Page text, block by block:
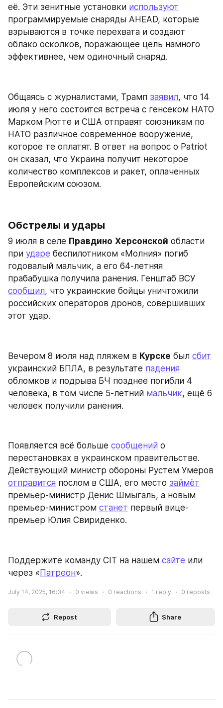
её. Эти зенитные установки используют
программируемые снаряды AHEAD, которые
взрываются в точке перехвата и создают
облако осколков, поражающее цель намного
эффективнее, чем одиночный снаряд.
Общаясь с журналистами, Трамп заявил, что 14
июля у него состоится встреча с генсеком НАТО
Марком Рютте и США отправят союзникам по
НАТО различное современное вооружение,
которое те оплатят. В ответ на вопрос о Patriot
он сказал, что Украина получит некоторое
количество комплексов и ракет, оплаченных
Европейским союзом.
Обстрелы и удары
9 июля в селе Правдино Херсонской области
при ударе беспилотником «Молния» погиб
годовалый мальчик, а его 64-летняя
сообщил, что украинские бойцы уничтожили
российских операторов дронов, совершивших
этот удар.
Вечером 8 июля над пляжем в Курске был сбит
украинский БПЛА, в результате падения
обломков и подрыва БЧ позднее погибли 4
человека, в том числе 5-летний мальчик, ещё 6
человек получили ранения.
Появляется всё больше сообщений о
перестановках в украинском правительстве.
отправится послом в США, его место займёт
премьер-министр Денис Шмыгаль, а новым
премьер-министром станет первый вице-
премьер Юлия Свириденко.
Поддержите команду CIT на нашем сайте или
через «Патреон».
July 14, 2025, 16:34 0 views 0 reactions 1 reply 0 reposts
Repost Share